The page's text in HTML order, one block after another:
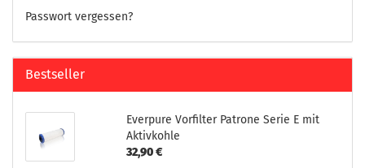
Passwort vergessen?
Bestseller
Everpure Vorfilter Patrone Serie E mit
Aktivkohle
32,90 €